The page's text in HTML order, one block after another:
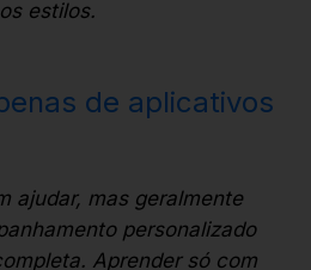
estilos.
de aplicativos
ajudar, mas geralmente
personalizado
Aprender só com